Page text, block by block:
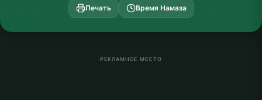
Печать Время Намаза
РЕКЛАМНОЕ МЕСТО